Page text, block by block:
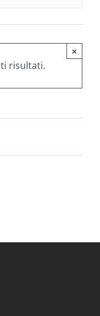
×
risultati.